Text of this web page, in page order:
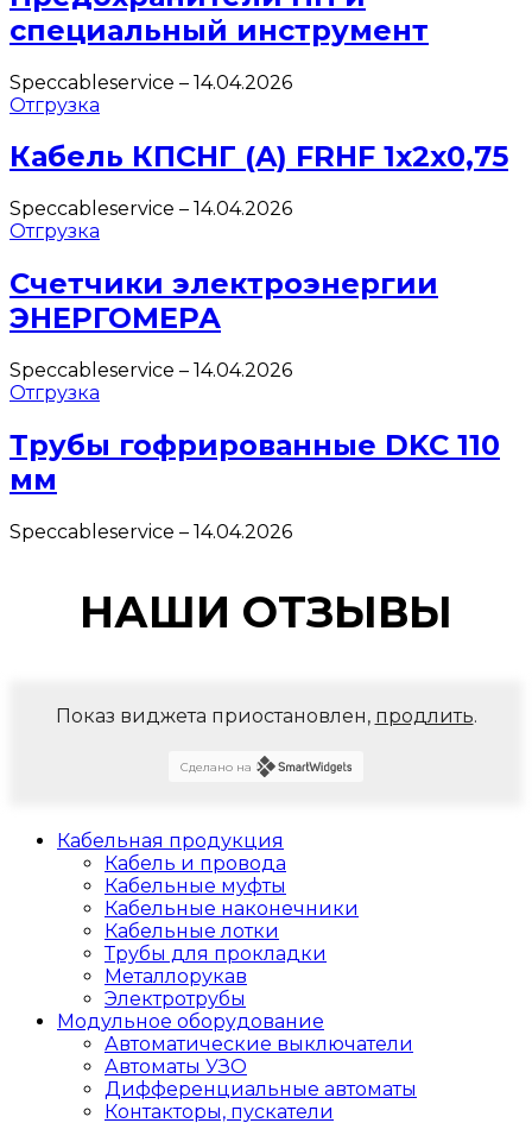
специальный инструмент
Speccableservice – 14.04.2026
Отгрузка
Кабель КПСНГ (A) FRHF 1х2х0,75
Speccableservice – 14.04.2026
Отгрузка
Счетчики электроэнергии
ЭНЕРГОМЕРА
Speccableservice – 14.04.2026
Отгрузка
Трубы гофрированные DKC 110
мм
Speccableservice – 14.04.2026
НАШИ ОТЗЫВЫ
Показ виджета приостановлен, продлить.
Сделано на
Кабельная продукция
Кабель и провода
Кабельные муфты
Кабельные наконечники
Кабельные лотки
Трубы для прокладки
Металлорукав
Электротрубы
Модульное оборудование
Автоматические выключатели
Автоматы УЗО
Дифференциальные автоматы
Контакторы, пускатели